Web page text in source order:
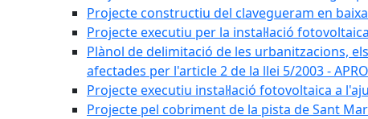
Projecte constructiu del clavegueram en
Projecte executiu per la instal·lació
Plànol de delimitació de les urbanitzacions,
afectades per l'article 2 de la llei 5/2003 -
Projecte executiu instal·lació fotovoltaica a
Projecte pel cobriment de la pista de Sant